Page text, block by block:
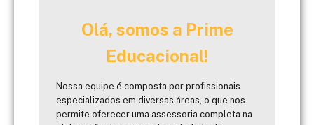
Olá, somos a Prime
Educacional!
Nossa equipe é composta por profissionais
especializados em diversas áreas, o que nos
permite oferecer uma assessoria completa na